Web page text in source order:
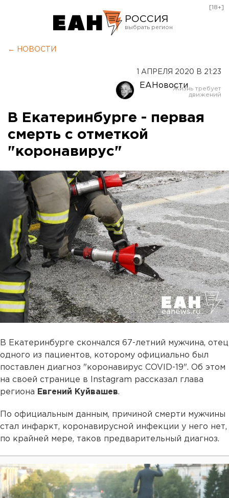
РОССИЯ
Оренбург
[18+]
← НОВОСТИ
1 АПРЕЛЯ 2020 В 21:23
ЕАНовости
В Екатеринбурге - первая
смерть с отметкой
"коронавирус"
В Екатеринбурге скончался 67-летний мужчина, отец
одного из пациентов, которому официально был
поставлен диагноз "коронавирус COVID-19". Об этом
на своей странице в Instagram рассказал глава
региона Евгений Куйвашев.
По официальным данным, причиной смерти мужчины
стал инфаркт, коронавирусной инфекции у него нет,
по крайней мере, таков предварительный диагноз.